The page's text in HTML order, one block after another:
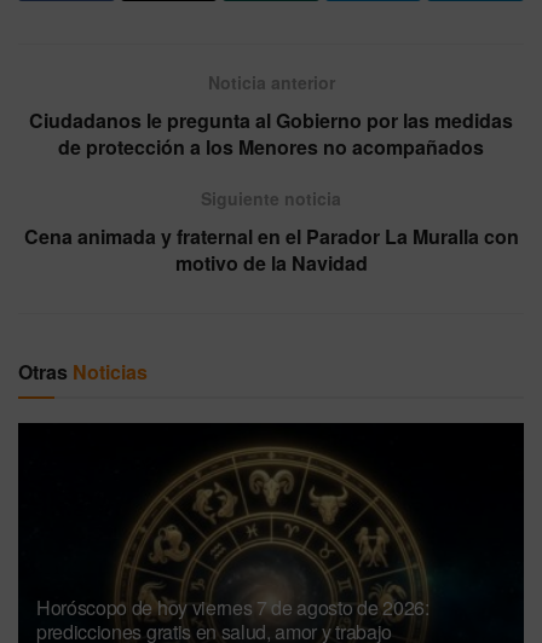
Noticia anterior
Ciudadanos le pregunta al Gobierno por las medidas
de protección a los Menores no acompañados
Siguiente noticia
Cena animada y fraternal en el Parador La Muralla con
motivo de la Navidad
Otras Noticias
Horóscopo de hoy viernes 7 de agosto de 2026:
predicciones gratis en salud, amor y trabajo